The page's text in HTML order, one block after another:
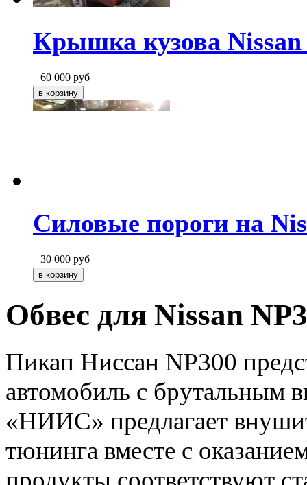
Крышка кузова
60 000 руб
Силовые пороги на
30 000 руб
Обвес для Nissan
Пикап Ниссан NP300
автомобиль с
«НИИС» предлагает
тюнинга вместе с